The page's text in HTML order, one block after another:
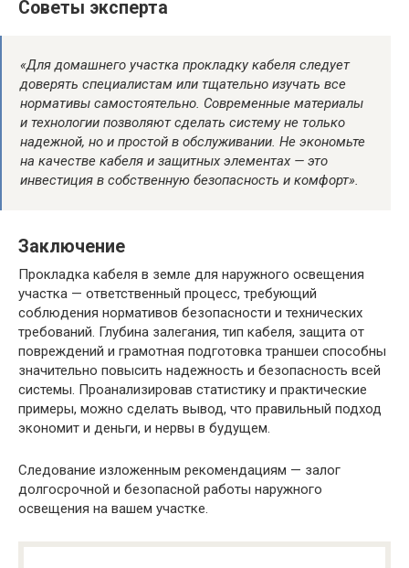
Советы эксперта
«Для домашнего участка прокладку кабеля следует
доверять специалистам или тщательно изучать все
нормативы самостоятельно. Современные материалы
и технологии позволяют сделать систему не только
надежной, но и простой в обслуживании. Не экономьте
на качестве кабеля и защитных элементах — это
инвестиция в собственную безопасность и комфорт».
Заключение
Прокладка кабеля в земле для наружного освещения
участка — ответственный процесс, требующий
соблюдения нормативов безопасности и технических
требований. Глубина залегания, тип кабеля, защита от
повреждений и грамотная подготовка траншеи способны
значительно повысить надежность и безопасность всей
системы. Проанализировав статистику и практические
примеры, можно сделать вывод, что правильный подход
экономит и деньги, и нервы в будущем.
Следование изложенным рекомендациям — залог
долгосрочной и безопасной работы наружного
освещения на вашем участке.